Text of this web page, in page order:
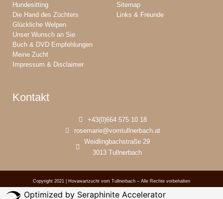
Hundesitting
Die Hand des Züchters
Glückliche Welpen
Unser Wunsch an Sie
Buch & DVD Empfehlungen
Meine Zucht
Impressum & Disclaimer
Sitemap
Links & Freunde
Kontakt
+43(0)664 575 10 18
rosemarie@vomtullnerbach.at
Weidlingbachstraße 29
3013 Tullnerbach
Copyright 2021 | Hovawartzucht vom Tullnerbach – Alle Rechte vorbehalten
Optimized by Seraphinite Accelerator